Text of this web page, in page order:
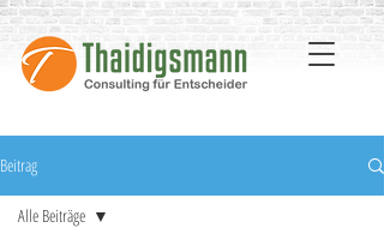
Beitrag
Alle Beiträge